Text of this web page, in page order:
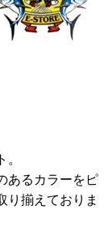
あるカラーをピ
り揃えておりま